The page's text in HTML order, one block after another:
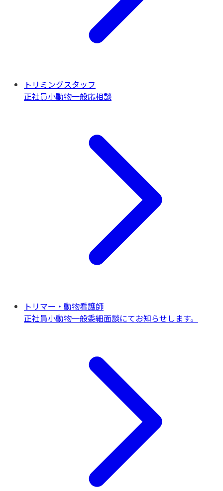
トリミングスタッフ
正社員小動物一般応相談
トリマー・動物看護師
正社員小動物一般委細面談にてお知らせします。